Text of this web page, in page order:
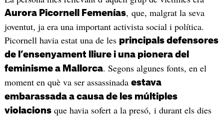
Aurora Picornell Femenías, que, malgrat la seva
joventut, ja era una important activista social i política.
Picornell havia estat una de les principals defensores
de l’ensenyament lliure i una pionera del
feminisme a Mallorca. Segons algunes fonts, en el
moment en què va ser assassinada estava
embarassada a causa de les múltiples
violacionsque havia sofert a la presó, i durant els dies